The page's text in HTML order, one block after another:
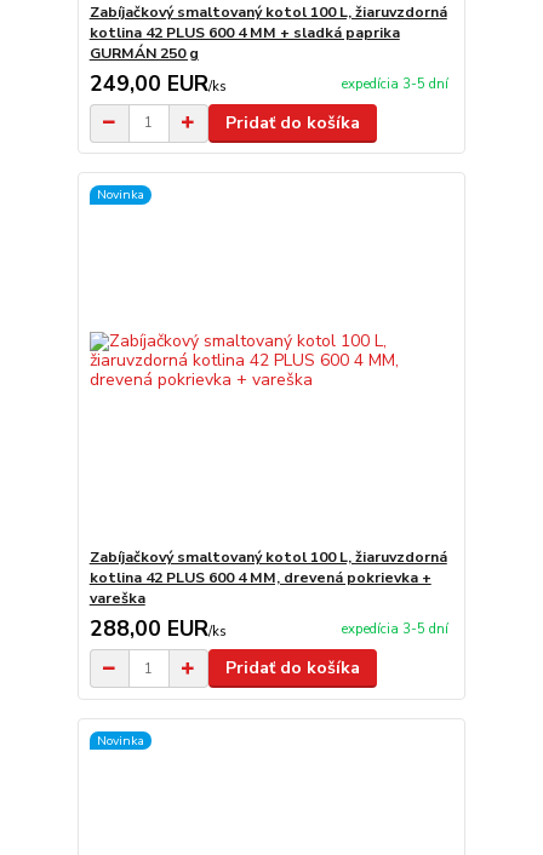
Zabíjačkový smaltovaný kotol 100 L, žiaruvzdorná
kotlina 42 PLUS 600 4 MM + sladká paprika
GURMÁN 250 g
249,00 EUR/ks expedícia 3-5 dní
Pridať do košíka
Novinka
Zabíjačkový smaltovaný kotol 100 L, žiaruvzdorná
kotlina 42 PLUS 600 4 MM, drevená pokrievka +
vareška
288,00 EUR/ks expedícia 3-5 dní
Pridať do košíka
Novinka